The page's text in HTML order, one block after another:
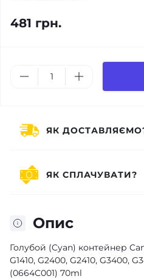
481 грн.
Опис
Голубой (Cyan) контейнер
G1410, G2400, G2410, G3400,
(0664C001) 70ml
ЯК
ЯК СПЛАЧУВАТИ?